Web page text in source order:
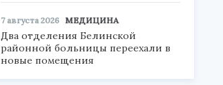
7 августа 2026 МЕДИЦИНА
Два отделения Белинской
районной больницы переехали в
новые помещения